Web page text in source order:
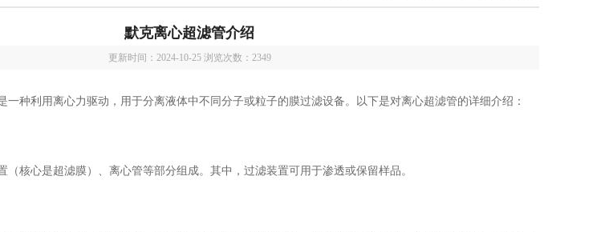
默克离心超滤管介绍
更新时间：2024-10-25 浏览次数： 2349
一种利用离心力驱动，用于分离液体中不同分子或粒子的膜过滤设备。以下是对离心超滤管的详细介绍：
（核心是超滤膜）、离心管等部分组成。其中，过滤装置可用于渗透或保留样品。